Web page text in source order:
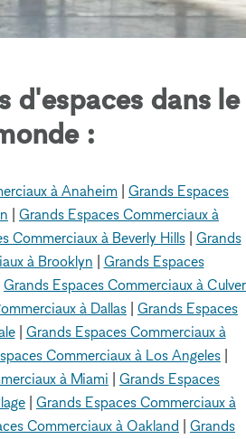
d'espaces dans le
:
à Anaheim Grands Espaces
Grands Espaces Commerciaux à
Commerciaux à Beverly Hills| Grands
à Brooklyn
Grands Espaces
Grands Espaces Commerciaux à Culver
à Dallas Grands Espaces
| Grands Espaces Commerciaux à
Commerciaux à Los Angeles
à Miami
Grands Espaces
Grands Espaces Commerciaux à
Commerciaux à Oakland
Grands